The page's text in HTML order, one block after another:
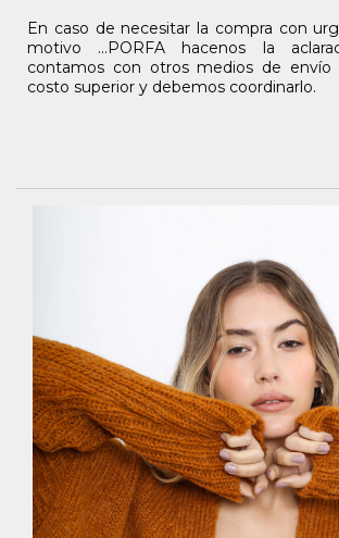
En caso de necesitar la compra con
motivo ...PORFA hacenos la
contamos con otros medios de
costo superior y debemos coordinarlo.